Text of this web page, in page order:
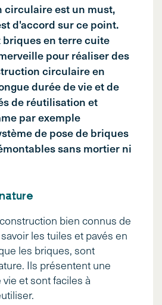
circulaire est un must,
d'accord sur ce point.
briques en terre cuite
pour réaliser des
circulaire en
durée de vie et de
de réutilisation et
par exemple
de pose de briques
sans mortier ni
bien connus de
les tuiles et pavés en
les briques, sont
Ils présentent une
et sont faciles à